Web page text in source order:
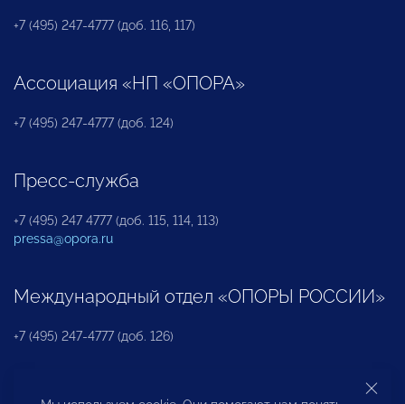
+7 (495) 247-4777 (доб. 116, 117)
Ассоциация «НП «ОПОРА»
+7 (495) 247-4777 (доб. 124)
Пресс-служба
+7 (495) 247 4777 (доб. 115, 114, 113)
pressa@opora.ru
Международный отдел «ОПОРЫ РОССИИ»
+7 (495) 247-4777 (доб. 126)
Бюро по защите прав предпринимателей и